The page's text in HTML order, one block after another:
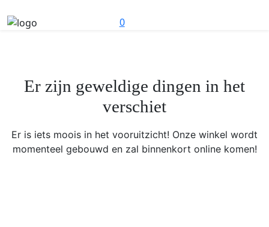
0
Er zijn geweldige dingen in het
verschiet
Er is iets moois in het vooruitzicht! Onze winkel wordt
momenteel gebouwd en zal binnenkort online komen!